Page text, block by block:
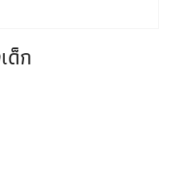
ด็ก